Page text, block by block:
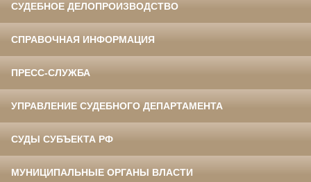
СУДЕБНОЕ ДЕЛОПРОИЗВОДСТВО
СПРАВОЧНАЯ ИНФОРМАЦИЯ
ПРЕСС-СЛУЖБА
УПРАВЛЕНИЕ СУДЕБНОГО ДЕПАРТАМЕНТА
СУДЫ СУБЪЕКТА РФ
МУНИЦИПАЛЬНЫЕ ОРГАНЫ ВЛАСТИ